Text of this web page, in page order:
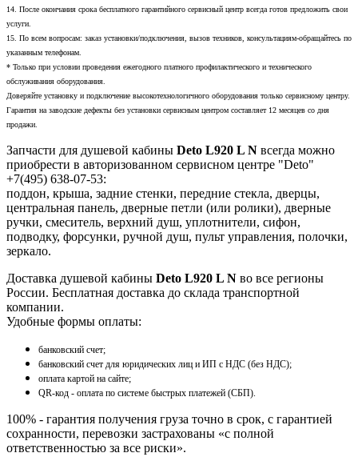
14. После окончания срока бесплатного гарантийного сервисный центр всегда готов предложить свои
услуги.
15. По всем вопросам: заказ установки/подключения, вызов техников, консультациям-обращайтесь по
указанным телефонам.
* Только при условии проведения ежегодного платного профилактического и технического
обслуживания оборудования.
Доверяйте установку и подключение высокотехнологичного оборудования только сервисному центру.
Гарантия на заводские дефекты без установки сервисным центром составляет 12 месяцев со дня
продажи.
Запчасти для душевой кабины Deto L920 L N всегда можно
приобрести в авторизованном сервисном центре "Deto"
+7(495) 638-07-53:
поддон, крыша, задние стенки, передние стекла, дверцы,
центральная панель, дверные петли (или ролики), дверные
ручки, смеситель, верхний душ, уплотнители, сифон,
подводку, форсунки, ручной душ, пульт управления, полочки,
зеркало.
Доставка душевой кабины Deto L920 L N во все регионы
России. Бесплатная доставка до склада транспортной
компании.
Удобные формы оплаты:
банковский счет;
банковский счет для юридических лиц и ИП с НДС (без НДС);
оплата картой на сайте;
QR-код - оплата по системе быстрых платежей (СБП).
100% - гарантия получения груза точно в срок, с гарантией
сохранности, перевозки застрахованы «с полной
ответственностью за все риски».